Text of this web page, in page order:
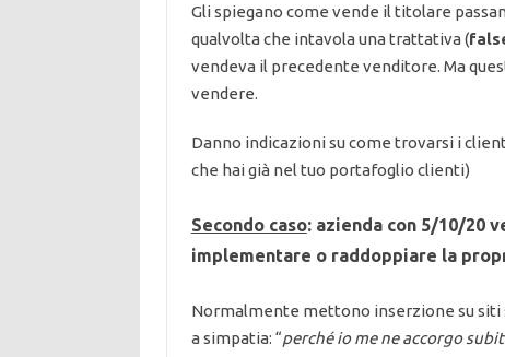
Gli spiegano come vende il titolare
qualvolta che intavola una trattativa (
vendeva il precedente venditore. Ma
vendere.
Danno indicazioni su come trovarsi i
che hai già nel tuo portafoglio clienti)
Secondo caso: azienda con 5/10/20
implementare o raddoppiare la
Normalmente mettono inserzione su
a simpatia: “perché io me ne accorgo